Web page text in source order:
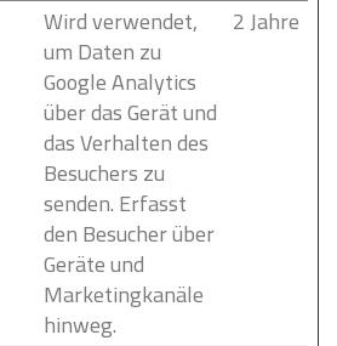
Wird verwendet,
um Daten zu
Google Analytics
über das Gerät und
das Verhalten des
Besuchers zu
senden. Erfasst
den Besucher über
Geräte und
Marketingkanäle
hinweg.
2 Jahre